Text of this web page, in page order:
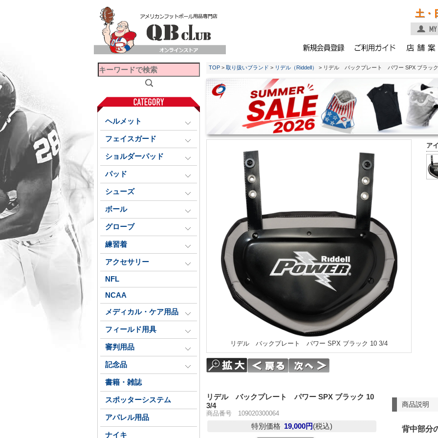
土・
ヘルメット
フェイスガード
ショルダーパッド
パッド
シューズ
ボール
グローブ
練習着
アクセサリー
NFL
NCAA
メディカル・ケア用品
フィールド用具
審判用品
記念品
書籍・雑誌
スポッターシステム
アパレル用品
ナイキ
TOP > 取り扱いブランド > リデル（Riddell） > リデル バックプレート パワー SPX ブラッ
ア
リデル バックプレート パワー SPX ブラック 10 3/4
商品説明
背中部分
リデル バックプレート パワー SPX ブラック 10
3/4
商品番号 109020300064
特別価格 19,000円(税込)